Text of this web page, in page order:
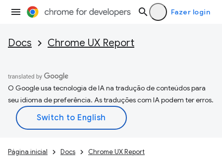
Fazer login
Docs Chrome UX Report
O Google usa tecnologia de IA na tradução de conteúdos para
seu idioma de preferência. As traduções com IA podem ter erros.
Página inicial Docs Chrome UX Report